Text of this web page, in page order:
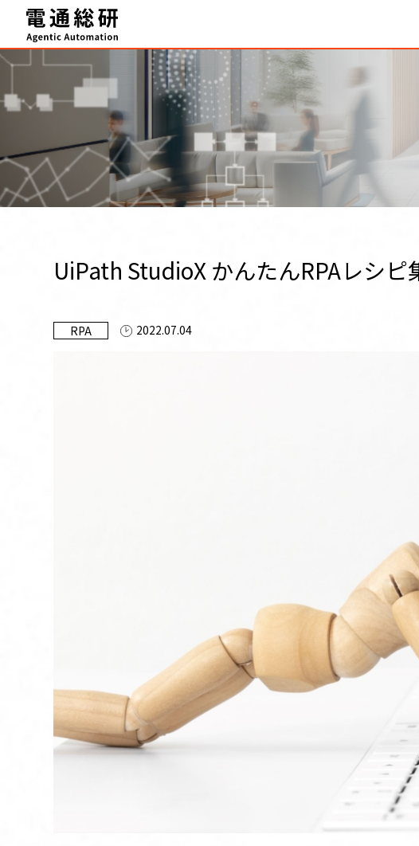
Agentic Automation 推進サービス
事例・実績
FAQ
セミナー
テクニカルサポート
UiPath StudioX かんたんRPAレシ
RPA 2022.07.04